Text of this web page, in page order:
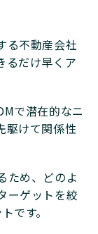
る不動産会社
るだけ早くア
で潜在的なニ
駆けて関係性
ため、どのよ
ーゲットを絞
です。